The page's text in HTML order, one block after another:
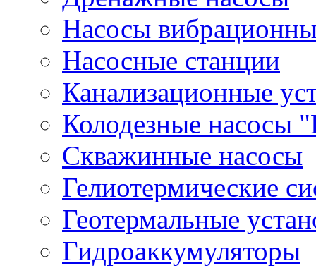
Насосы
Насосные станции
Канализационные
Колодезные насосы
Скважинные насосы
Гелиотермические
Геотермальные
Гидроаккумуляторы